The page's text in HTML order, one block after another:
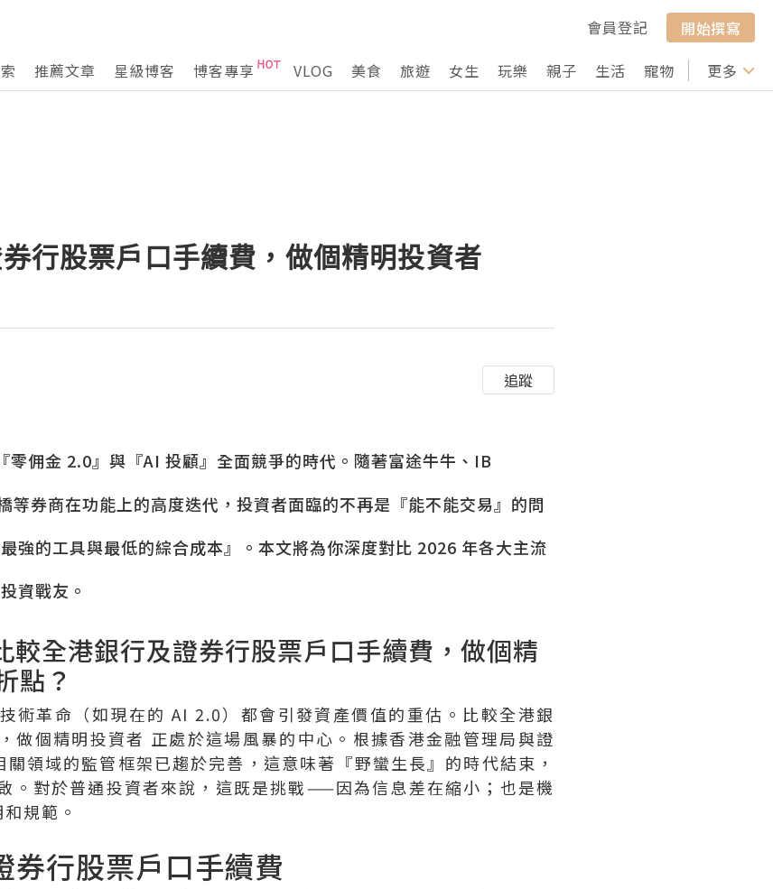
會員登記
開始撰寫
推薦文章 星級博客 博客專享 VLOG 美食 旅遊 女生 玩樂 親子 生活 寵物 行山 打卡
更多
行股票戶口手續費，做個精明投資者
追蹤
零佣金 2.0』與『AI 投顧』全面競爭的時代。隨著富途牛牛、IB
券商在功能上的高度迭代，投資者面臨的不再是『能不能交易』的問
強的工具與最低的綜合成本』。本文將為你深度對比 2026 年各大主流
資戰友。
較全港銀行及證券行股票戶口手續費，做個精
點？
術革命（如現在的 AI 2.0）都會引發資產價值的重估。比較全港銀
做個精明投資者 正處於這場風暴的中心。根據香港金融管理局與證
領域的監管框架已趨於完善，這意味著『野蠻生長』的時代結束，
。對於普通投資者來說，這既是挑戰——因為信息差在縮小；也是機
規範。
券行股票戶口手續費